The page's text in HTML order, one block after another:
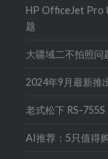
HP OfficeJet Pro
题
大疆域二不拍照问
2024年9月最新推
老式松下 RS-
AI推荐：5只值得